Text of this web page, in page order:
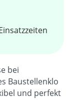
bei
Baustellenklo
und perfekt